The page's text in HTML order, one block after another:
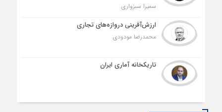
سمیرا سبزواری
ارزش‌آفرینی دروازه‌های تجاری
محمدرضا مودودی
تاریکخانه آماری ایران